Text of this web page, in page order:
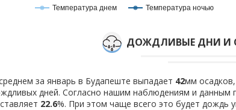
Температура днем Температура ночью
ДОЖДЛИВЫЕ ДНИ И
за январь в Будапеште выпадает 42мм
дней. Согласно нашим наблюдениям и данным
22.6%. При этом чаще всего это будет дождь